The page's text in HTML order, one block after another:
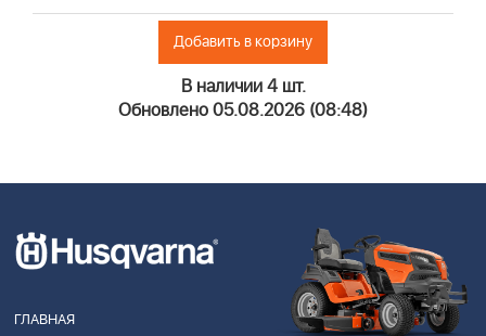
Добавить в корзину
В наличии 4 шт.
Обновлено 05.08.2026 (08:48)
ГЛАВНАЯ